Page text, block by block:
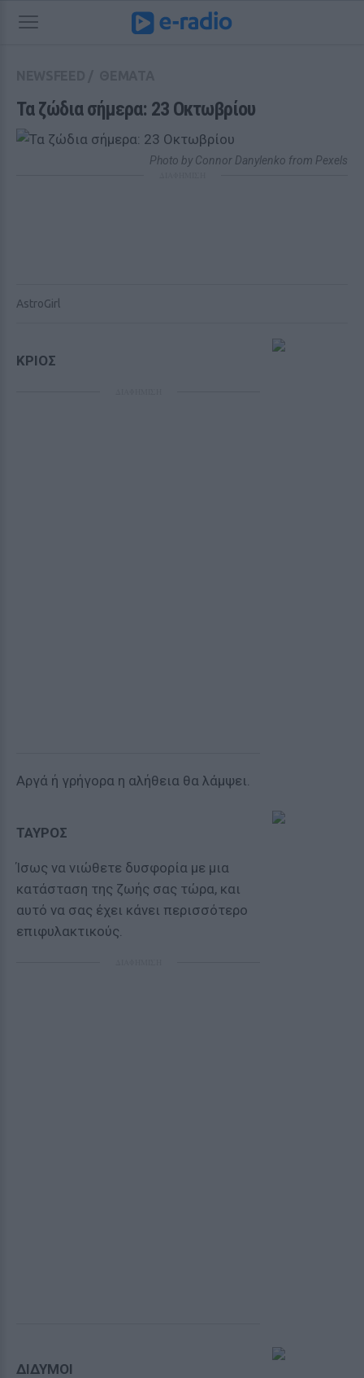
Τα ζώδια σήμερα: 23 Οκτωβρίου
Photo by Connor Danylenko from Pexels
AstroGirl
ΚΡΙΟΣ
Αργά ή γρήγορα η αλήθεια θα λάμψει.
ΤΑΥΡΟΣ
Ίσως να νιώθετε δυσφορία με μια
κατάσταση της ζωής σας τώρα, και
αυτό να σας έχει κάνει περισσότερο
επιφυλακτικούς.
ΔΙΔΥΜΟΙ